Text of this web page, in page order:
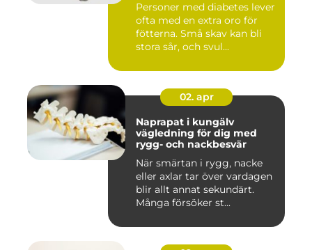
Personer med diabetes lever
ofta med en extra oro för
fötterna. Små skav kan bli
stora sår, och svul...
02. apr
Naprapat i kungälv
vägledning för dig med
rygg- och nackbesvär
När smärtan i rygg, nacke
eller axlar tar över vardagen
blir allt annat sekundärt.
Många försöker st...